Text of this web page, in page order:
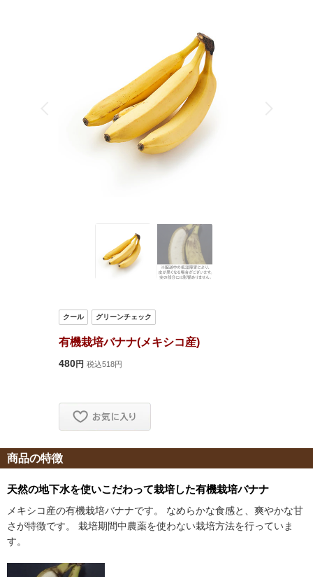
商品の特徴
天然の地下水を使いこだわって栽培した有機栽培バナナ
メキシコ産の有機栽培バナナです。 なめらかな食感と、爽やかな甘
さが特徴です。 栽培期間中農薬を使わない栽培方法を行っていま
す。